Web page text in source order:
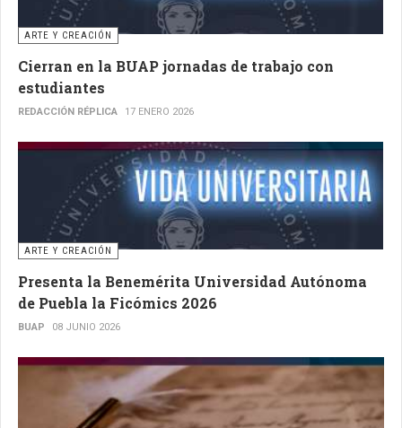
ARTE Y CREACIÓN
Cierran en la BUAP jornadas de trabajo con
estudiantes
REDACCIÓN RÉPLICA 17 ENERO 2026
ARTE Y CREACIÓN
Presenta la Benemérita Universidad Autónoma
de Puebla la Ficómics 2026
BUAP 08 JUNIO 2026